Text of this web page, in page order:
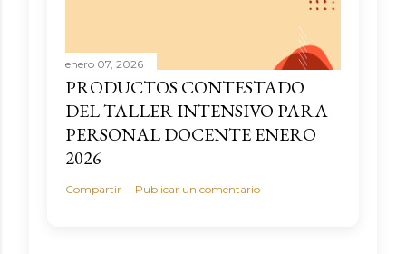
enero 07, 2026
PRODUCTOS CONTESTADO
DEL TALLER INTENSIVO PARA
PERSONAL DOCENTE ENERO
2026
Compartir Publicar un comentario